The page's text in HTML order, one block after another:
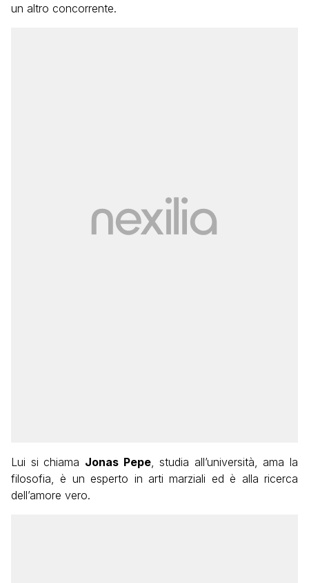
un altro concorrente.
Lui si chiama Jonas Pepe, studia all’università, ama la
filosofia, è un esperto in arti marziali ed è alla ricerca
dell’amore vero.